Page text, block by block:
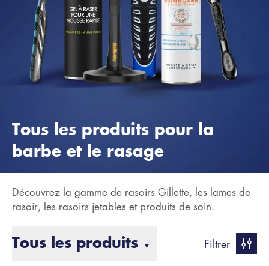
Tous les produits pour la
barbe et le rasage
Découvrez la gamme de rasoirs Gillette, les lames de
rasoir, les rasoirs jetables et produits de soin.
Tous les produits ▼ Filtrer